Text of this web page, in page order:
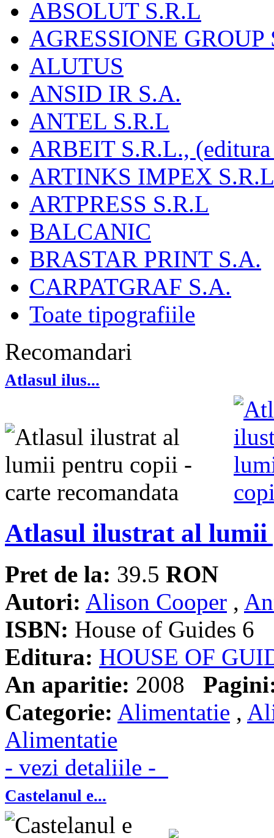
ABSOLUT S.R.L
AGRESSIONE GROUP
ALUTUS
ANSID IR S.A.
ANTEL S.R.L
ARBEIT S.R.L.,
ARTINKS IMPEX
ARTPRESS S.R.L
BALCANIC
BRASTAR PRINT S.A.
CARPATGRAF S.A.
Toate tipografiile
Recomandari
Atlasul ilus...
Atlasul ilustrat al lumii
Pret de la: 39.5 RON
Autori: Alison Cooper ,
ISBN: House of Guides 6
Editura: HOUSE OF
An aparitie: 2008
Categorie: Alimentatie ,
Alimentatie
- vezi detaliile -
Castelanul e...